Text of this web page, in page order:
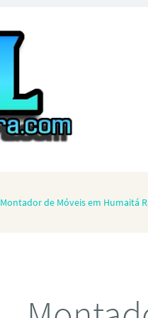
Montador de Móveis em Humaitá